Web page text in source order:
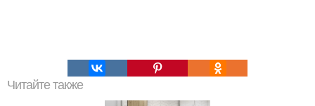
Читайте также